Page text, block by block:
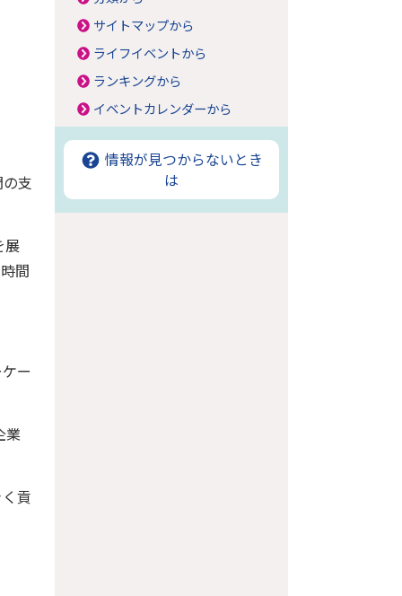
支
展
間
ー
業
貢
サイトマップから
ライフイベントから
ランキングから
イベントカレンダーから
情報が見つからないとき
は